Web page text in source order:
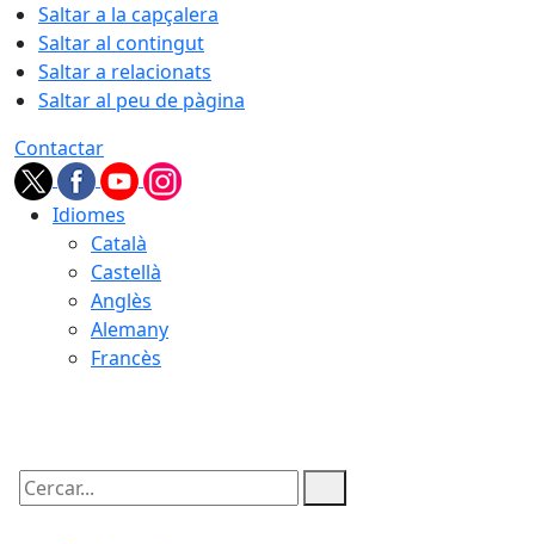
Saltar a la capçalera
Saltar al contingut
Saltar a relacionats
Saltar al peu de pàgina
Contactar
Idiomes
Català
Castellà
Anglès
Alemany
Francès
Cercar: